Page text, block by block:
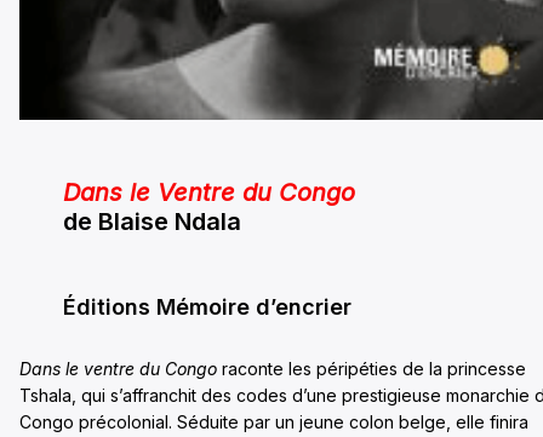
Dans le Ventre du Congo
de Blaise Ndala
Éditions Mémoire d’encrier
Dans le ventre du Congo raconte les péripéties de la princesse
Tshala, qui s’affranchit des codes d’une prestigieuse monarchie
Congo précolonial. Séduite par un jeune colon belge, elle finira